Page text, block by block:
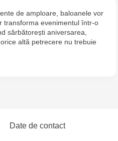
de amploare, baloanele vor
transforma evenimentul într-o
sărbătorești aniversarea,
altă petrecere nu trebuie
Date de contact